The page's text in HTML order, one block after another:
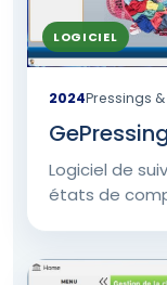
LOGICIEL
2024Pressings
Logiciel de
états de